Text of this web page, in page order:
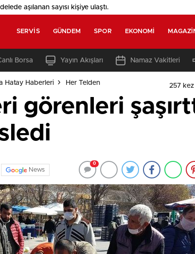
aşılanan sayısı kişiye ulaştı.
SERVIS GÜNDEM SPOR EKONOMI
Borsa Yayın Akışları Namaz Vakitleri
Hatay Haberleri Her Telden 257
görenleri
News
0